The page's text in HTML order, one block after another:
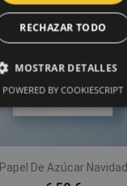
Papel De Azúcar Navidad
RECHAZAR TODO
MOSTRAR DETALLES
POWERED BY COOKIESCRIPT